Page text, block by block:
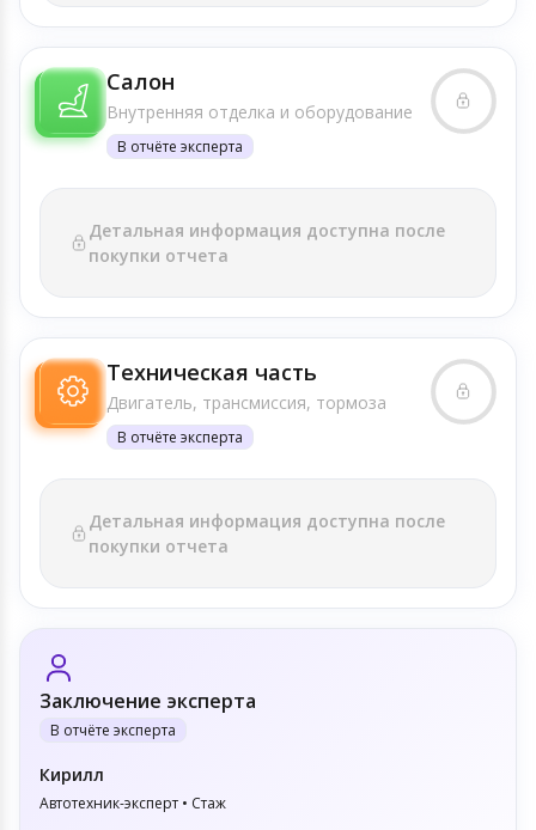
Салон
Внутренняя отделка и оборудование
В отчёте эксперта
Детальная информация доступна после
покупки отчета
Техническая часть
Двигатель, трансмиссия, тормоза
В отчёте эксперта
Детальная информация доступна после
покупки отчета
Заключение эксперта
В отчёте эксперта
Кирилл
Автотехник-эксперт • Стаж